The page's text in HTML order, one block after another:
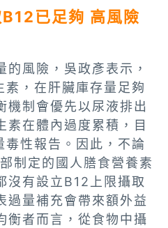
已足夠 高風險
風險，吳政彥表示，
，在肝臟庫存量足夠
機制會優先以尿液排出
素在體內過度累積，目
性報告。因此，不論
制定的國人膳食營養素
沒有設立B12上限攝取
過量補充會帶來額外益
衡者而言，從食物中攝